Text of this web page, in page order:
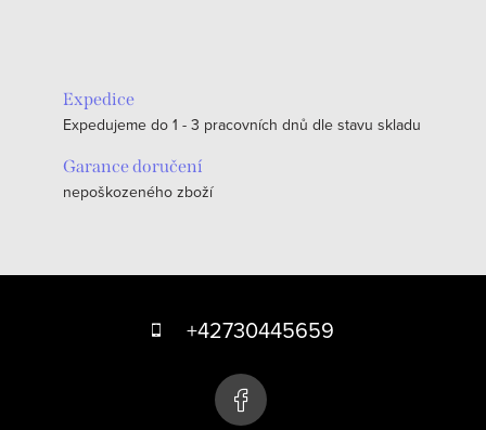
Expedice
Expedujeme do 1 - 3 pracovních dnů dle stavu skladu
Garance doručení
nepoškozeného zboží
+42730445659